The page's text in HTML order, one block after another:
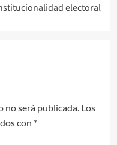
electoral
no será publicada. Los
con *